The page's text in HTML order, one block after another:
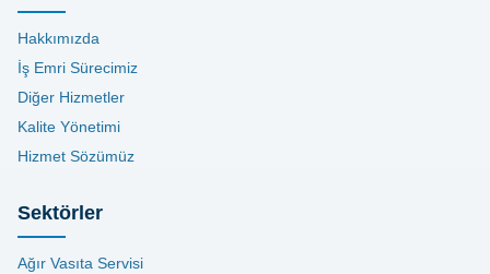
Hakkımızda
İş Emri Sürecimiz
Diğer Hizmetler
Kalite Yönetimi
Hizmet Sözümüz
Sektörler
Ağır Vasıta Servisi